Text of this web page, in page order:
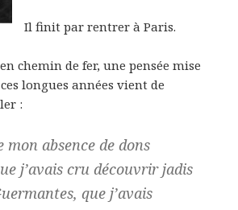
Il finit par rentrer à Paris.
chemin de fer, une pensée mise
longues années vient de
:
mon absence de dons
j’avais cru découvrir jadis
que j’avais